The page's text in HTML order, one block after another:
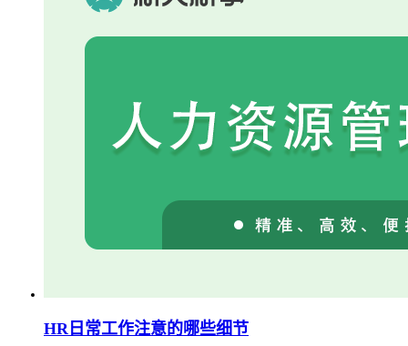
HR日常工作注意的哪些细节